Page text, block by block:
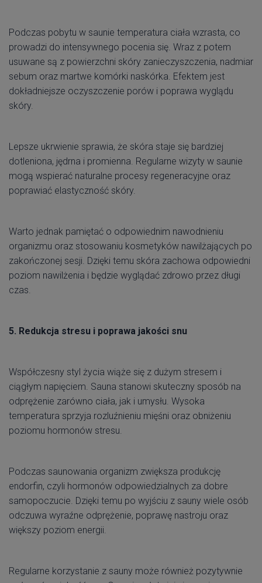
Podczas pobytu w saunie temperatura ciała wzrasta, co
prowadzi do intensywnego pocenia się. Wraz z potem
usuwane są z powierzchni skóry zanieczyszczenia, nadmiar
sebum oraz martwe komórki naskórka. Efektem jest
dokładniejsze oczyszczenie porów i poprawa wyglądu
skóry.
Lepsze ukrwienie sprawia, że skóra staje się bardziej
dotleniona, jędrna i promienna. Regularne wizyty w saunie
mogą wspierać naturalne procesy regeneracyjne oraz
poprawiać elastyczność skóry.
Warto jednak pamiętać o odpowiednim nawodnieniu
organizmu oraz stosowaniu kosmetyków nawilżających po
zakończonej sesji. Dzięki temu skóra zachowa odpowiedni
poziom nawilżenia i będzie wyglądać zdrowo przez długi
czas.
5. Redukcja stresu i poprawa jakości snu
Współczesny styl życia wiąże się z dużym stresem i
ciągłym napięciem. Sauna stanowi skuteczny sposób na
odprężenie zarówno ciała, jak i umysłu. Wysoka
temperatura sprzyja rozluźnieniu mięśni oraz obniżeniu
poziomu hormonów stresu.
Podczas saunowania organizm zwiększa produkcję
endorfin, czyli hormonów odpowiedzialnych za dobre
samopoczucie. Dzięki temu po wyjściu z sauny wiele osób
odczuwa wyraźne odprężenie, poprawę nastroju oraz
większy poziom energii.
Regularne korzystanie z sauny może również pozytywnie